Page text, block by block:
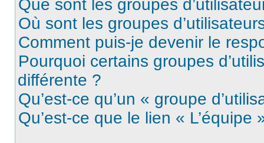
Que sont les groupes
Où sont les groupes
Comment puis-je devenir le
Pourquoi certains groupes
différente ?
Qu’est-ce qu’un « groupe
Qu’est-ce que le lien « L’équipe